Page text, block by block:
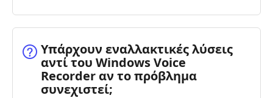
Υπάρχουν εναλλακτικές λύσεις
αντί του Windows Voice
Recorder αν το πρόβλημα
συνεχιστεί;